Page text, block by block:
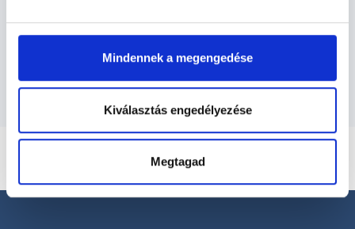
Mindennek a megengedése
Kiválasztás engedélyezése
Megtagad
Szolgáltatások